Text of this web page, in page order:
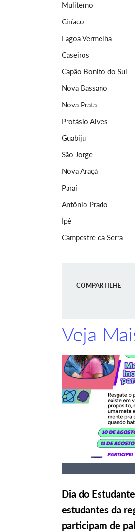
Muliterno
Ciríaco
Lagoa Vermelha
Caseiros
Capão Bonito do Sul
Nova Bassano
Nova Prata
Protásio Alves
Guabiju
São Jorge
Nova Araçá
Paraí
Antônio Prado
Ipê
Campestre da Serra
COMPARTILHE
Veja
Dia do
estudantes da
participam de